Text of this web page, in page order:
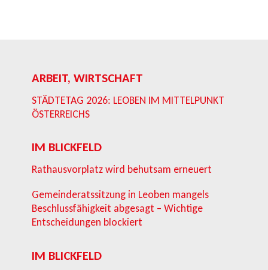
ARBEIT, WIRTSCHAFT
STÄDTETAG 2026: LEOBEN IM MITTELPUNKT
ÖSTERREICHS
IM BLICKFELD
Rathausvorplatz wird behutsam erneuert
Gemeinderatssitzung in Leoben mangels
Beschlussfähigkeit abgesagt – Wichtige
Entscheidungen blockiert
IM BLICKFELD